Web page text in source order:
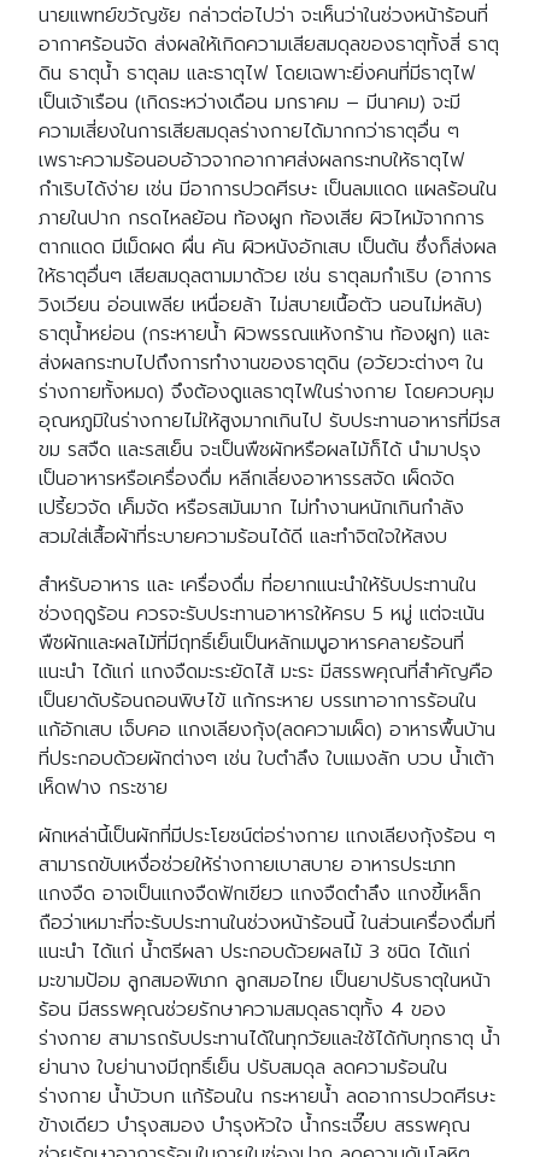
นายแพทย์ขวัญชัย กล่าวต่อไปว่า จะเห็นว่าในช่วงหน้าร้อนที่
อากาศร้อนจัด ส่งผลให้เกิดความเสียสมดุลของธาตุทั้งสี่ ธาตุ
ดิน ธาตุน้ำ ธาตุลม และธาตุไฟ โดยเฉพาะยิ่งคนที่มีธาตุไฟ
เป็นเจ้าเรือน (เกิดระหว่างเดือน มกราคม – มีนาคม) จะมี
ความเสี่ยงในการเสียสมดุลร่างกายได้มากกว่าธาตุอื่น ๆ
เพราะความร้อนอบอ้าวจากอากาศส่งผลกระทบให้ธาตุไฟ
กำเริบได้ง่าย เช่น มีอาการปวดศีรษะ เป็นลมแดด แผลร้อนใน
ภายในปาก กรดไหลย้อน ท้องผูก ท้องเสีย ผิวไหม้จากการ
ตากแดด มีเม็ดผด ผื่น คัน ผิวหนังอักเสบ เป็นต้น ซึ่งก็ส่งผล
ให้ธาตุอื่นๆ เสียสมดุลตามมาด้วย เช่น ธาตุลมกำเริบ (อาการ
วิงเวียน อ่อนเพลีย เหนื่อยล้า ไม่สบายเนื้อตัว นอนไม่หลับ)
ธาตุน้ำหย่อน (กระหายน้ำ ผิวพรรณแห้งกร้าน ท้องผูก) และ
ส่งผลกระทบไปถึงการทำงานของธาตุดิน (อวัยวะต่างๆ ใน
ร่างกายทั้งหมด) จึงต้องดูแลธาตุไฟในร่างกาย โดยควบคุม
อุณหภูมิในร่างกายไม่ให้สูงมากเกินไป รับประทานอาหารที่มีรส
ขม รสจืด และรสเย็น จะเป็นพืชผักหรือผลไม้ก็ได้ นำมาปรุง
เป็นอาหารหรือเครื่องดื่ม หลีกเลี่ยงอาหารรสจัด เผ็ดจัด
เปรี้ยวจัด เค็มจัด หรือรสมันมาก ไม่ทำงานหนักเกินกำลัง
สวมใส่เสื้อผ้าที่ระบายความร้อนได้ดี และทำจิตใจให้สงบ
สำหรับอาหาร และ เครื่องดื่ม ที่อยากแนะนำให้รับประทานใน
ช่วงฤดูร้อน ควรจะรับประทานอาหารให้ครบ 5 หมู่ แต่จะเน้น
พืชผักและผลไม้ที่มีฤทธิ์เย็นเป็นหลักเมนูอาหารคลายร้อนที่
แนะนำ ได้แก่ แกงจืดมะระยัดไส้ มะระ มีสรรพคุณที่สำคัญคือ
เป็นยาดับร้อนถอนพิษไข้ แก้กระหาย บรรเทาอาการร้อนใน
แก้อักเสบ เจ็บคอ แกงเลียงกุ้ง(ลดความเผ็ด) อาหารพื้นบ้าน
ที่ประกอบด้วยผักต่างๆ เช่น ใบตำลึง ใบแมงลัก บวบ น้ำเต้า
เห็ดฟาง กระชาย
ผักเหล่านี้เป็นผักที่มีประโยชน์ต่อร่างกาย แกงเลียงกุ้งร้อน ๆ
สามารถขับเหงื่อช่วยให้ร่างกายเบาสบาย อาหารประเภท
แกงจืด อาจเป็นแกงจืดฟักเขียว แกงจืดตำลึง แกงขี้เหล็ก
ถือว่าเหมาะที่จะรับประทานในช่วงหน้าร้อนนี้ ในส่วนเครื่องดื่มที่
แนะนำ ได้แก่ น้ำตรีผลา ประกอบด้วยผลไม้ 3 ชนิด ได้แก่
มะขามป้อม ลูกสมอพิเภก ลูกสมอไทย เป็นยาปรับธาตุในหน้า
ร้อน มีสรรพคุณช่วยรักษาความสมดุลธาตุทั้ง 4 ของ
ร่างกาย สามารถรับประทานได้ในทุกวัยและใช้ได้กับทุกธาตุ น้ำ
ย่านาง ใบย่านางมีฤทธิ์เย็น ปรับสมดุล ลดความร้อนใน
ร่างกาย น้ำบัวบก แก้ร้อนใน กระหายน้ำ ลดอาการปวดศีรษะ
ข้างเดียว บำรุงสมอง บำรุงหัวใจ น้ำกระเจี๊ยบ สรรพคุณ